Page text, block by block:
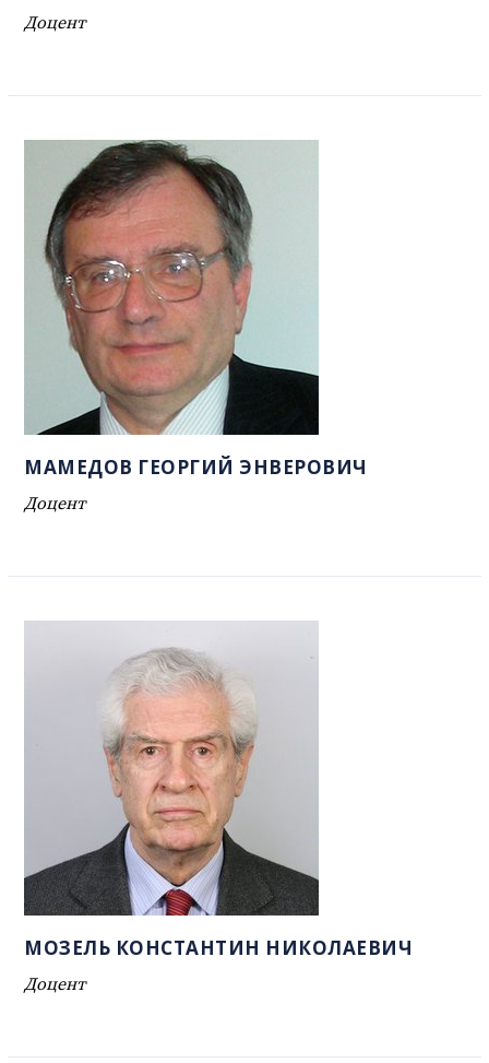
Доцент
МАМЕДОВ ГЕОРГИЙ ЭНВЕРОВИЧ
Доцент
МОЗЕЛЬ КОНСТАНТИН НИКОЛАЕВИЧ
Доцент